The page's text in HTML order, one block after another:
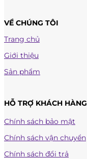
VỀ CHÚNG TÔI
Trang chủ
Giới thiệu
Sản phẩm
HỖ TRỢ KHÁCH HÀNG
Chính sách bảo mật
Chính sách vận chuyển
Chính sách đổi trả